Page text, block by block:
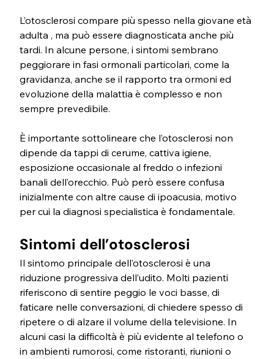
L’otosclerosi compare più spesso nella giovane età
adulta , ma può essere diagnosticata anche più
tardi. In alcune persone, i sintomi sembrano
peggiorare in fasi ormonali particolari, come la
gravidanza, anche se il rapporto tra ormoni ed
evoluzione della malattia è complesso e non
sempre prevedibile.
È importante sottolineare che l’otosclerosi non
dipende da tappi di cerume, cattiva igiene,
esposizione occasionale al freddo o infezioni
banali dell’orecchio. Può però essere confusa
inizialmente con altre cause di ipoacusia, motivo
per cui la diagnosi specialistica è fondamentale.
Sintomi dell’otosclerosi
Il sintomo principale dell’otosclerosi è una
riduzione progressiva dell’udito. Molti pazienti
riferiscono di sentire peggio le voci basse, di
faticare nelle conversazioni, di chiedere spesso di
ripetere o di alzare il volume della televisione. In
alcuni casi la difficoltà è più evidente al telefono o
in ambienti rumorosi, come ristoranti, riunioni o